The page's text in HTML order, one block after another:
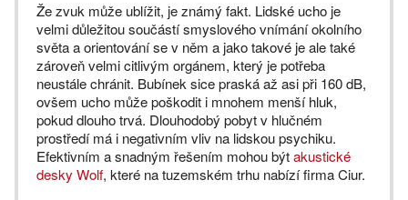
Že zvuk může ublížit, je známý fakt. Lidské ucho je
velmi důležitou součástí smyslového vnímání okolního
světa a orientování se v něm a jako takové je ale také
zároveň velmi citlivým orgánem, který je potřeba
neustále chránit. Bubínek sice praská až asi při 160 dB,
ovšem ucho může poškodit i mnohem menší hluk,
pokud dlouho trvá. Dlouhodobý pobyt v hlučném
prostředí má i negativním vliv na lidskou psychiku.
Efektivním a snadným řešením mohou býtakustické
desky Wolf, které na tuzemském trhu nabízí firma Ciur.